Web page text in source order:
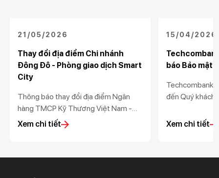
21/05/2026
Thay đổi địa điểm Chi nhánh
Đông Đô - Phòng giao dịch Smart
City
Thông báo thay đổi địa điểm Ngân
hàng TMCP Kỹ Thương Việt Nam -
Chi nhánh Đông Đô - Phòng giao dịch
Xem chi tiết
15/04/2026
báo Bảo mật
Techcombank
đến Quý khách
dữ liệu
Chính phủ ban
Xem chi tiết